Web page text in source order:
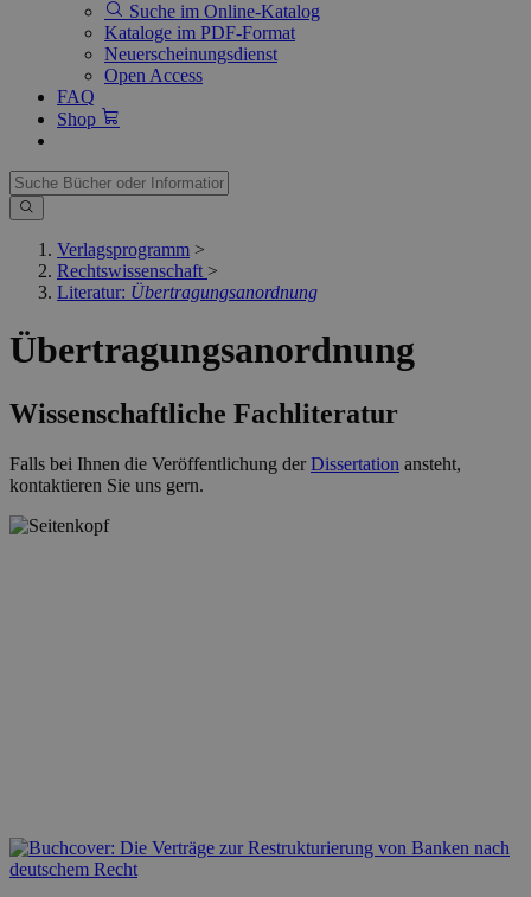
Suche im Online-Katalog
Kataloge im PDF-Format
Neuerscheinungsdienst
Open Access
FAQ
Shop
Verlagsprogramm >
Rechtswissenschaft >
Literatur: Übertragungsanordnung
Übertragungsanordnung
Wissenschaftliche Fachliteratur
Falls bei Ihnen die Veröffentlichung derDissertation ansteht,
kontaktieren Sie uns gern.